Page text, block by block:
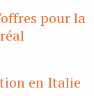
pour la
en Italie